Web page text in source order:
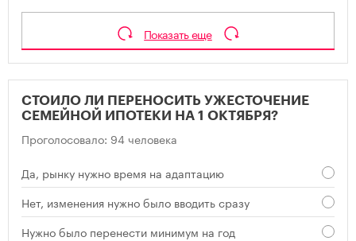
Показать еще
СТОИЛО ЛИ ПЕРЕНОСИТЬ УЖЕСТОЧЕНИЕ
СЕМЕЙНОЙ ИПОТЕКИ НА 1 ОКТЯБРЯ?
Проголосовало: 94 человека
Да, рынку нужно время на адаптацию
Нет, изменения нужно было вводить сразу
Нужно было перенести минимум на год